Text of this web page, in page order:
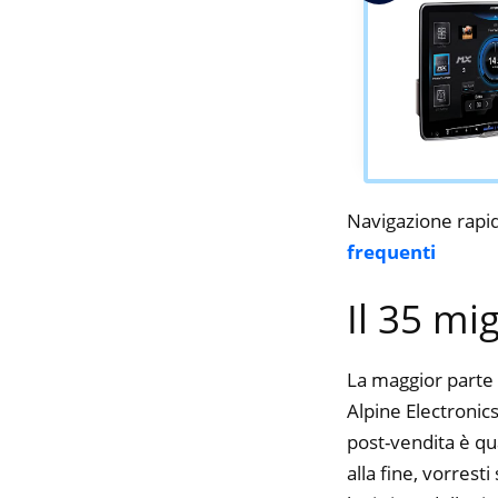
Navigazione
frequenti
Il 35
La maggior
Alpine
post-vendita è
alla fine, vorresti